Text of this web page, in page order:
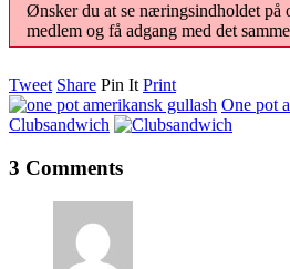
Ønsker du at se næringsindholdet på
medlem og få adgang med det
Tweet Share Pin It Print
One pot
Clubsandwich
3 Comments